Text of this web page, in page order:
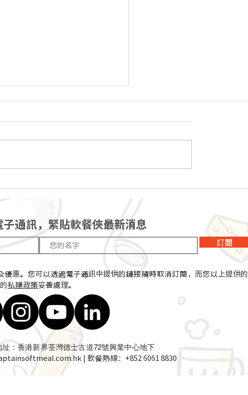
區區有啖好食」照護食‧社
區日
子通訊，緊貼軟餐俠最新消息
訂閱
惠。您可以透過電子通訊中提供的鏈接隨時取消訂閱，而您以上提供的
私隱政策妥善處理。
| 軟餐熱線：+852 6061 8830
址：香港新界荃灣德士古道72號興業中心地下